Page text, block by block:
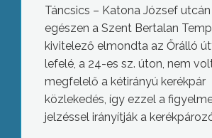
Táncsics – Katona József
egészen a Szent Bertalan
kivitelező elmondta az Őrálló
lefelé, a 24-es sz. úton, nem
megfelelő a kétirányú kerékpár
közlekedés, így ezzel a
jelzéssel irányítják a